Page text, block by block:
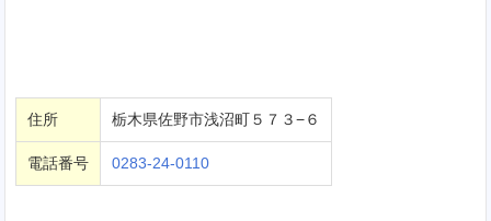
住所 栃木県佐野市浅沼町５７３−６
電話番号 0283-24-0110